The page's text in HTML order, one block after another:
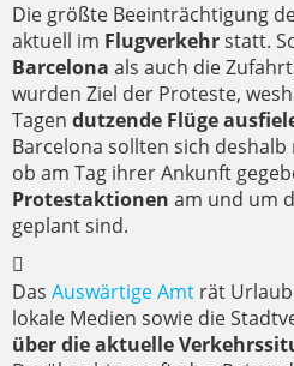
Die größte Beeinträchtigung
aktuell im Flugverkehrstatt.
Barcelona als auch die
wurden Ziel der Proteste,
Tagen dutzende Flüge
Barcelona sollten sich
ob am Tag ihrer Ankunft
Protestaktionen am und um
geplant sind.
Das Auswärtige Amt rät
lokale Medien sowie die
über die aktuelle